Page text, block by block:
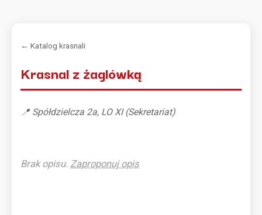
← Katalog krasnali
Krasnal z żaglówką
📍 Spółdzielcza 2a, LO XI (Sekretariat)
Brak opisu. Zaproponuj opis